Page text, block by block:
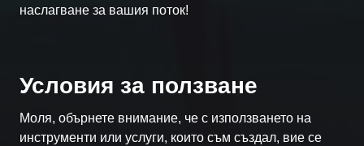
наслагване за вашия поток!
Условия за ползване
Моля, обърнете внимание, че с използването на
инструменти или услуги, които съм създал, вие се